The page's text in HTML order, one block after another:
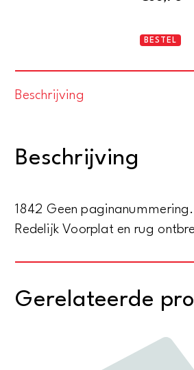
BESTEL
Beschrijving
Beschrijving
1842 Geen
Redelijk Voorplat en rug
Gerelateerde